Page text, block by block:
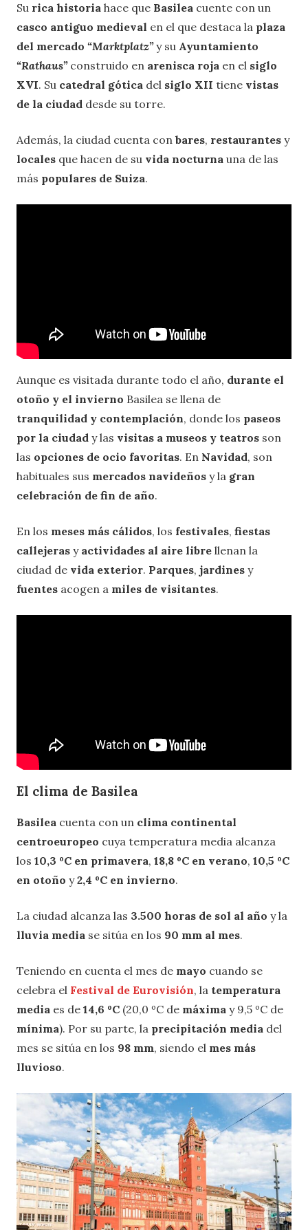
Su rica historia hace que Basilea cuente con un
casco antiguo medieval en el que destaca la plaza
del mercado “Marktplatz”y su Ayuntamiento
“Rathaus” construido en arenisca roja en el siglo
XVI. Su catedral gótica del siglo XII tiene vistas
de la ciudad desde su torre.
Además, la ciudad cuenta con bares, restaurantes y
locales que hacen de su vida nocturna una de las
más populares de Suiza.
Aunque es visitada durante todo el año, durante el
otoño y el invierno Basilea se llena de
tranquilidad y contemplación, donde los paseos
por la ciudad y las visitas a museos y teatros son
las opciones de ocio favoritas. En Navidad, son
habituales sus mercados navideños y la gran
celebración de fin de año.
En los meses más cálidos, los festivales, fiestas
callejeras y actividades al aire libre llenan la
ciudad de vida exterior. Parques, jardines y
fuentes acogen a miles de visitantes.
El clima de Basilea
Basilea cuenta con un clima continental
centroeuropeo cuya temperatura media alcanza
los 10,3 ºC en primavera, 18,8 ºC en verano, 10,5 ºC
en otoño y2,4 ºC en invierno.
La ciudad alcanza las 3.500 horas de sol al año y la
lluvia media se sitúa en los 90 mm al mes.
Teniendo en cuenta el mes de mayo cuando se
celebra el Festival de Eurovisión, la temperatura
media es de 14,6 ºC (20,0 ºC de máxima y 9,5 ºC de
mínima). Por su parte, la precipitación media del
mes se sitúa en los 98 mm, siendo el mes más
lluvioso.